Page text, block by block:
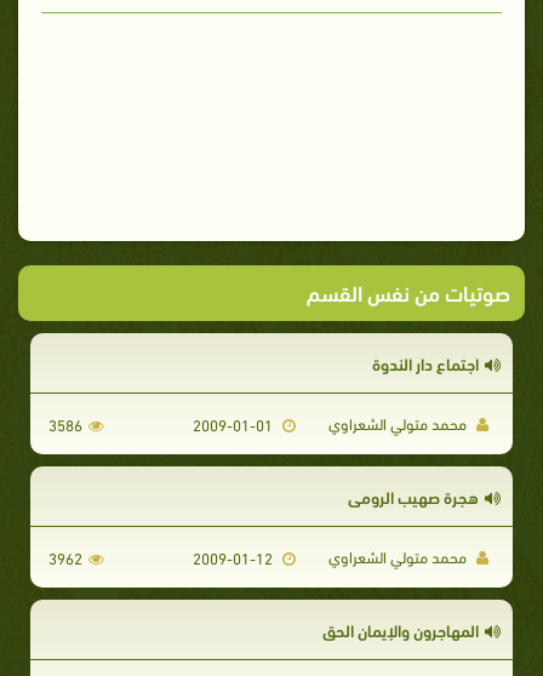
صوتيات من نفس القسم
اجتماع دار الندوة
محمد متولي الشعراوي 3586
هجرة صهيب الرومي
محمد متولي الشعراوي 3962
المهاجرون والإيمان الحق